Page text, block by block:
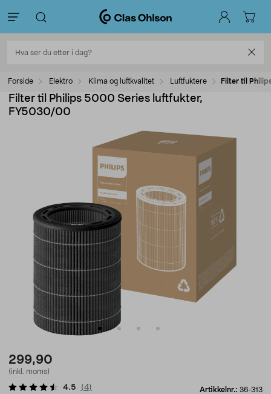
Forside Elektro Klima og luftkvalitet Luftfuktere Filter til
Filter til Philips 5000 Series luftfukter,
FY5030/00
299,90
(inkl. moms)
Artikkelnr.: 36-313
4.5 (4)